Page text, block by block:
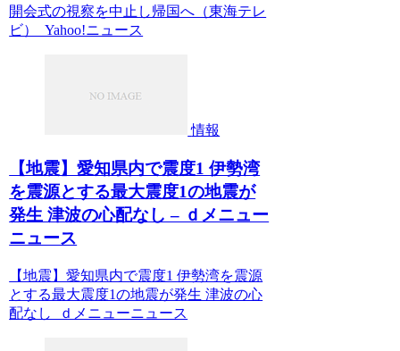
開会式の視察を中止し帰国へ（東海テレ
ビ） Yahoo!ニュース
情報
【地震】愛知県内で震度1 伊勢湾
を震源とする最大震度1の地震が
発生 津波の心配なし – ｄメニュー
ニュース
【地震】愛知県内で震度1 伊勢湾を震源
とする最大震度1の地震が発生 津波の心
配なし ｄメニューニュース